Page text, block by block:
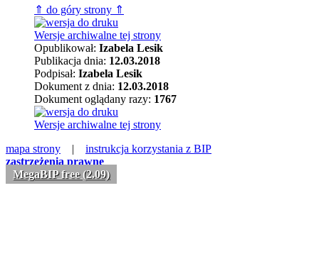
⇑ do góry strony ⇑
Wersje archiwalne tej strony
Opublikował: Izabela Lesik
Publikacja dnia: 12.03.2018
Podpisał: Izabela Lesik
Dokument z dnia: 12.03.2018
Dokument oglądany razy: 1767
Wersje archiwalne tej strony
mapa strony | instrukcja korzystania z BIP
zastrzeżenia prawne
MegaBIP free (2.09)